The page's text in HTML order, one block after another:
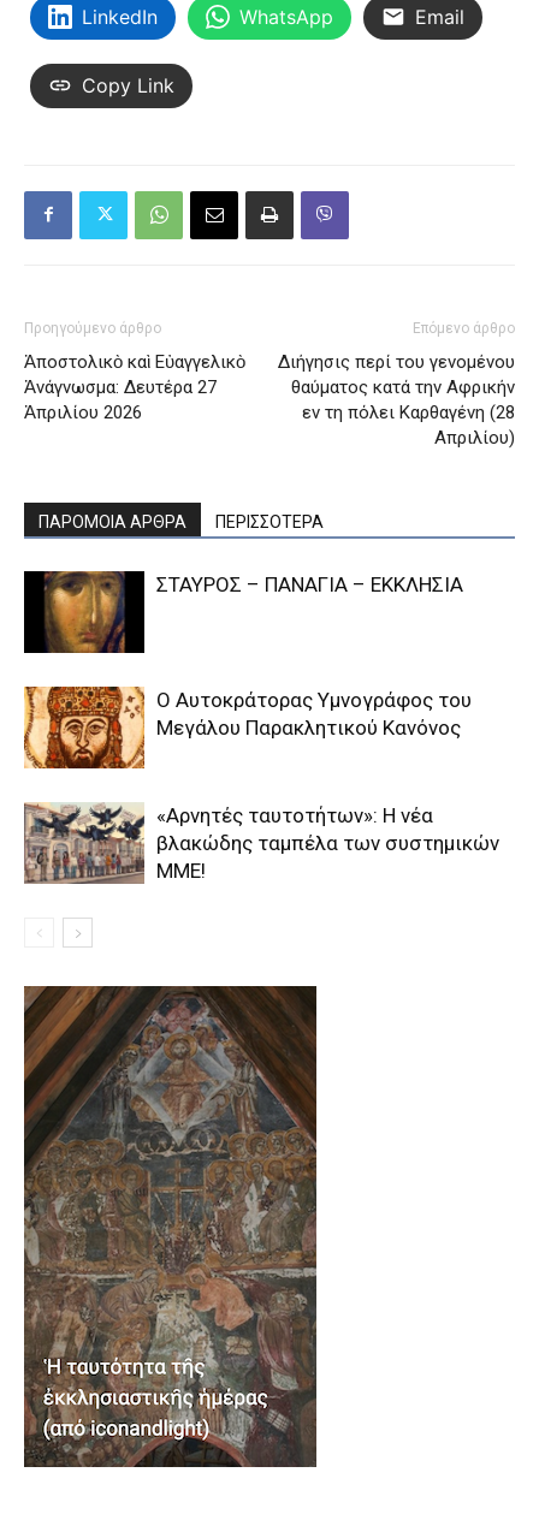
LinkedIn WhatsApp Email
Copy Link
Προηγούμενο άρθρο
Ἀποστολικὸ καὶ Εὐαγγελικὸ
Ἀνάγνωσμα: Δευτέρα 27
Ἀπριλίου 2026
Επόμενο άρθρο
Διήγησις περί του γενομένου
θαύματος κατά την Aφρικήν
εν τη πόλει Kαρθαγένη (28
Απριλίου)
ΠΑΡΟΜΟΙΑ ΑΡΘΡΑ ΠΕΡΙΣΣΟΤΕΡΑ
ΣΤΑΥΡΟΣ – ΠΑΝΑΓΙΑ – ΕΚΚΛΗΣΙΑ
Ο Αυτοκράτορας Υμνογράφος του
Μεγάλου Παρακλητικού Κανόνος
«Αρνητές ταυτοτήτων»: Η νέα
βλακώδης ταμπέλα των συστημικών
ΜΜΕ!